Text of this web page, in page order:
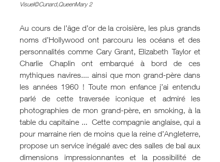
Visuel©Cunard,QueenMary 2
Au cours de l’âge d’or de la croisière, les plus grands
noms d’Hollywood ont parcouru les océans et des
personnalités comme Cary Grant, Elizabeth Taylor et
Charlie Chaplin ont embarqué à bord de ces
mythiques navires.... ainsi que mon grand-père dans
les années 1960 ! Toute mon enfance j’ai entendu
parlé de cette traversée iconique et admiré les
photographies de mon grand-père, en smoking, à la
table du capitaine ... Cette compagnie anglaise, qui a
pour marraine rien de moins que la reine d’Angleterre,
propose un service inégalé avec des salles de bal aux
dimensions impressionnantes et la possibilité de